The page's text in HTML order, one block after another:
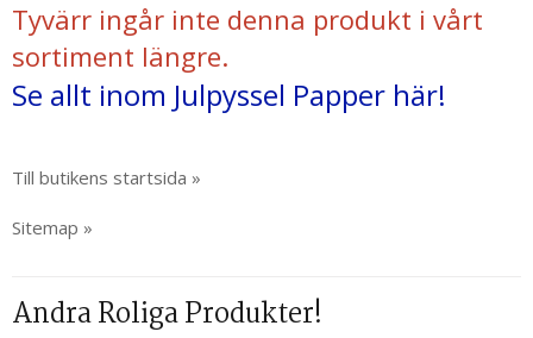
Tyvärr ingår inte denna produkt i vårt
sortiment längre.
Se allt inom Julpyssel Papper här!
Till butikens startsida »
Sitemap »
Andra Roliga Produkter!